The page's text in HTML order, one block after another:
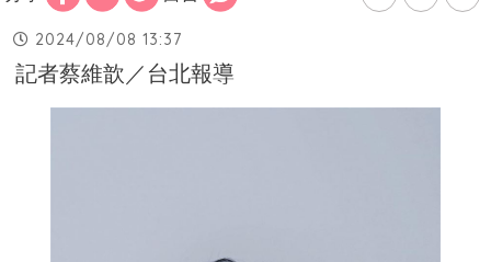
2024/08/08 13:37
記者蔡維歆／台北報導